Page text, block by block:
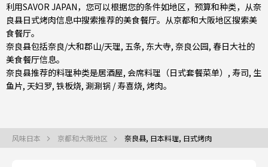
利用SAVOR JAPAN，您可以根据您的条件如地区，预算和种类，从奈
良县日式烤肉信息中搜索推荐的美食餐厅。从京都和大阪地区搜索美
食餐厅。
奈良县包括奈良/大和郡山/天理, 五条, 东大寺, 奈良公园, 春日大社的
美食餐厅信息。
奈良县推荐的料理种类是居酒屋, 会席料理（日式套餐菜单） , 寿司, 生
鱼片, 天妇罗, 铁板烧, 涮涮锅 / 寿喜烧, 烤肉。
风味日本 京都和大阪地区 奈良县, 日本料理, 日式烤肉